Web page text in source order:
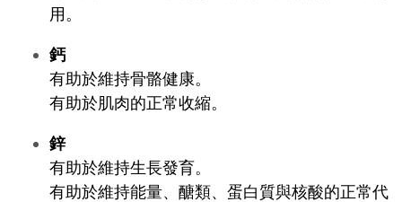
用。
鈣
有助於維持骨骼健康。
有助於肌肉的正常收縮。
鋅
有助於維持生長發育。
有助於維持能量、醣類、蛋白質與核酸的正常代